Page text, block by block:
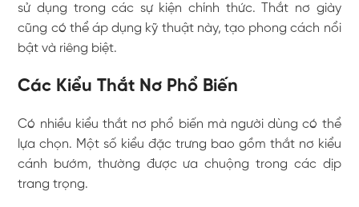
sử dụng trong các sự kiện chính thức. Thắt nơ giày
cũng có thể áp dụng kỹ thuật này, tạo phong cách nổi
bật và riêng biệt.
Các Kiểu Thắt Nơ Phổ Biến
Có nhiều kiểu thắt nơ phổ biến mà người dùng có thể
lựa chọn. Một số kiểu đặc trưng bao gồm thắt nơ kiểu
cánh bướm, thường được ưa chuộng trong các dịp
trang trọng.